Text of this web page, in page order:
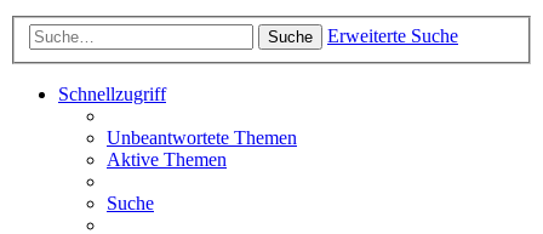
Suche Erweiterte Suche
Schnellzugriff
Unbeantwortete Themen
Aktive Themen
Suche